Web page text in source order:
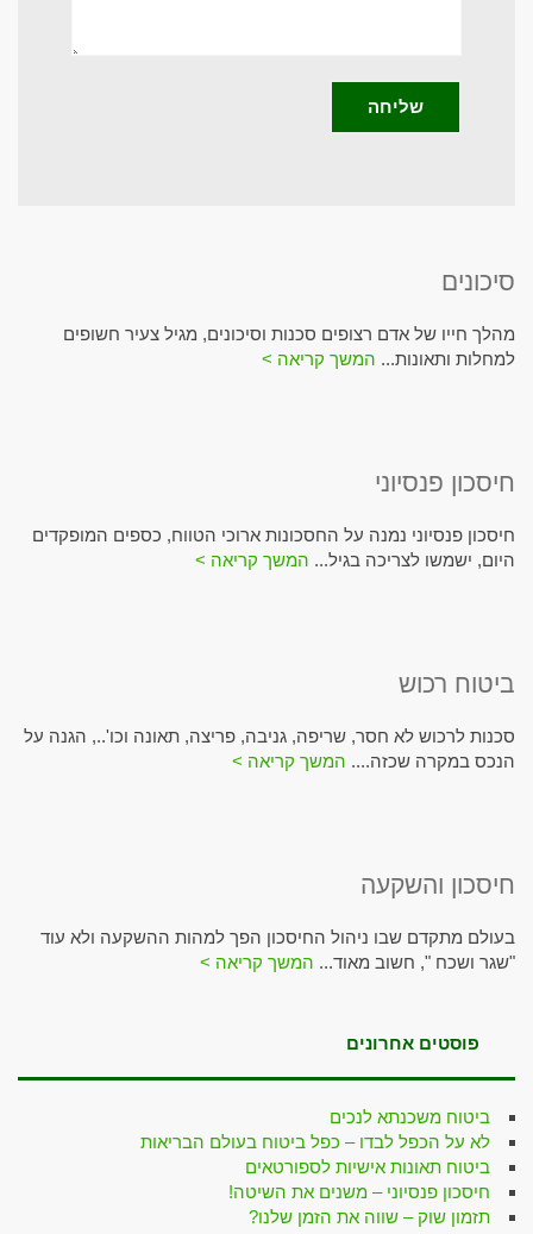
סיכונים
מהלך חייו של אדם רצופים סכנות וסיכונים, מגיל צעיר חשופים
למחלות ותאונות... המשך קריאה >
חיסכון פנסיוני
חיסכון פנסיוני נמנה על החסכונות ארוכי הטווח, כספים המופקדים
היום, ישמשו לצריכה בגיל... המשך קריאה >
ביטוח רכוש
סכנות לרכוש לא חסר, שריפה, גניבה, פריצה, תאונה וכו'.., הגנה על
הנכס במקרה שכזה.... המשך קריאה >
חיסכון והשקעה
בעולם מתקדם שבו ניהול החיסכון הפך למהות ההשקעה ולא עוד
"שגר ושכח ", חשוב מאוד... המשך קריאה >
פוסטים אחרונים
ביטוח משכנתא לנכים
לא על הכפל לבדו – כפל ביטוח בעולם הבריאות
ביטוח תאונות אישיות לספורטאים
חיסכון פנסיוני – משנים את השיטה!
תזמון שוק – שווה את הזמן שלנו?